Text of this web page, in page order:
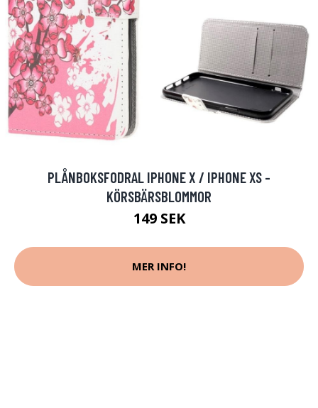
PLÅNBOKSFODRAL IPHONE X / IPHONE XS -
KÖRSBÄRSBLOMMOR
149 SEK
MER INFO!